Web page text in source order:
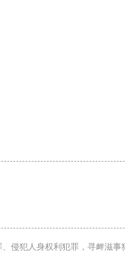
侵犯人身权利犯罪，寻衅滋事